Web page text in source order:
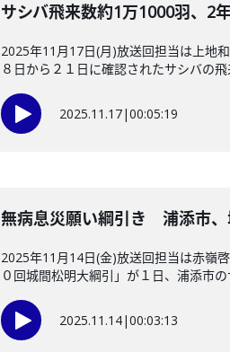
サシバ飛来数約1万1000羽、
2025年11月17日(月)放送回担当は上地
８日から２１日に確認されたサシバの飛
2025.11.17|00:05:19
無病息災願い綱引き 浦添市、
2025年11月14日(金)放送回担当は赤嶺
０回城間松明大綱引」が１日、浦添市の
2025.11.14|00:03:13